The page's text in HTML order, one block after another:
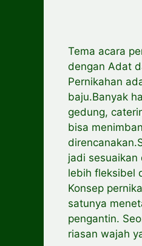
Tema acara
dengan Adat
Pernikahan
baju.Banyak
gedung,
bisa
jadi sesuaikan
lebih fleksibel
Konsep
satunya
pengantin.
riasan wajah